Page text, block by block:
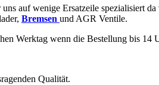
auf wenige Ersatzeile spezialisiert
Bremsen und AGR Ventile.
Werktag wenn die Bestellung bis 14
Qualität.